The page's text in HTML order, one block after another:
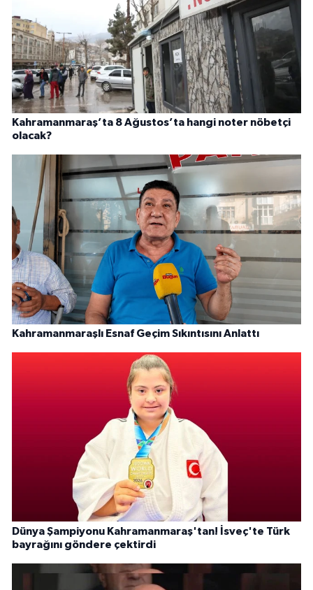
Kahramanmaraş’ta 8 Ağustos’ta hangi noter nöbetçi
olacak?
Kahramanmaraşlı Esnaf Geçim Sıkıntısını Anlattı
Dünya Şampiyonu Kahramanmaraş'tan! İsveç'te Türk
bayrağını göndere çektirdi